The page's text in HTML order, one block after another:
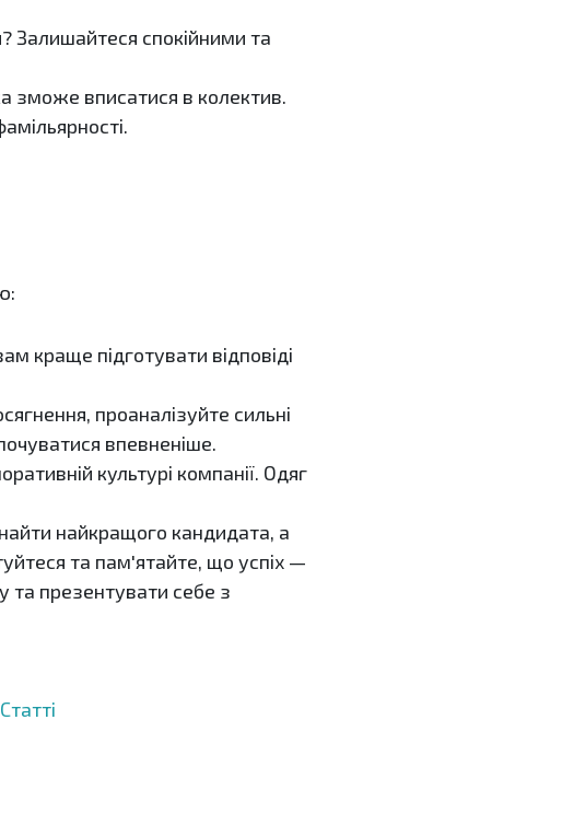
Залишайтеся спокійними та
зможе вписатися в колектив.
краще підготувати відповіді
проаналізуйте сильні
впевненіше.
культурі компанії. Одяг
найкращого кандидата, а
та пам'ятайте, що успіх —
та презентувати себе з
Статті